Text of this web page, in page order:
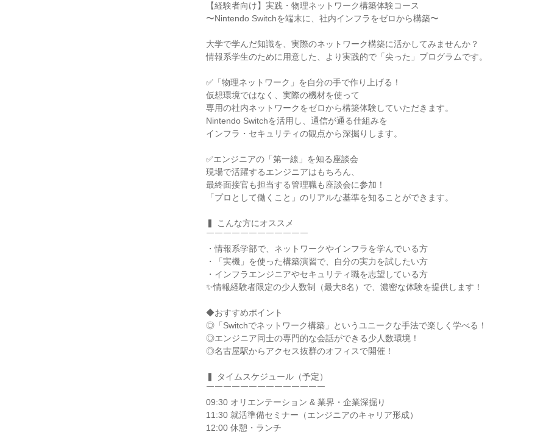
【経験者向け】実践・物理ネットワーク構築体験コース
〜Nintendo Switchを端末に、社内インフラをゼロから構築〜
大学で学んだ知識を、実際のネットワーク構築に活かしてみませんか？
情報系学生のために用意した、より実践的で「尖った」プログラムです。
✅「物理ネットワーク」を自分の手で作り上げる！
仮想環境ではなく、実際の機材を使って
専用の社内ネットワークをゼロから構築体験していただきます。
Nintendo Switchを活用し、通信が通る仕組みを
インフラ・セキュリティの観点から深掘りします。
✅エンジニアの「第一線」を知る座談会
現場で活躍するエンジニアはもちろん、
最終面接官も担当する管理職も座談会に参加！
「プロとして働くこと」のリアルな基準を知ることができます。
▍ こんな方にオススメ
￣￣￣￣￣￣￣￣￣￣￣￣
・情報系学部で、ネットワークやインフラを学んでいる方
・「実機」を使った構築演習で、自分の実力を試したい方
・インフラエンジニアやセキュリティ職を志望している方
✨情報経験者限定の少人数制（最大8名）で、濃密な体験を提供します！
◆おすすめポイント
◎「Switchでネットワーク構築」というユニークな手法で楽しく学べる！
◎エンジニア同士の専門的な会話ができる少人数環境！
◎名古屋駅からアクセス抜群のオフィスで開催！
▍ タイムスケジュール（予定）
￣￣￣￣￣￣￣￣￣￣￣￣￣￣
09:30 オリエンテーション & 業界・企業深掘り
11:30 就活準備セミナー（エンジニアのキャリア形成）
12:00 休憩・ランチ